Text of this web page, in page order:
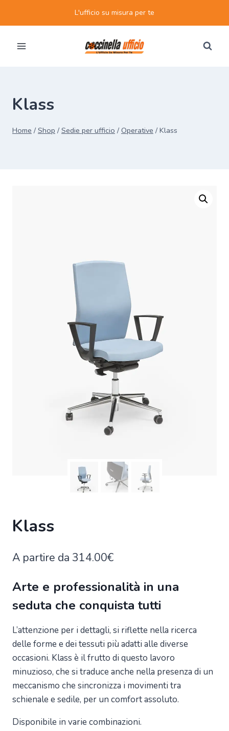
L'ufficio su misura per te
Klass
Home / Shop / Sedie per ufficio / Operative / Klass
Klass
A partire da 314.00€
Arte e professionalità in una
seduta che conquista tutti
L’attenzione per i dettagli, si riflette nella ricerca
delle forme e dei tessuti più adatti alle diverse
occasioni. Klass è il frutto di questo lavoro
minuzioso, che si traduce anche nella presenza di un
meccanismo che sincronizza i movimenti tra
schienale e sedile, per un comfort assoluto.
Disponibile in varie combinazioni.